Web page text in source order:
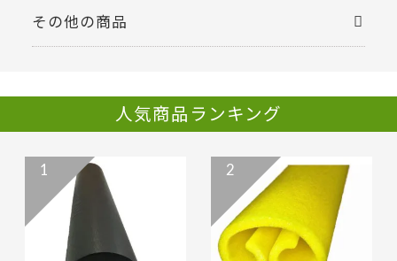
その他の商品
人気商品ランキング
1 2